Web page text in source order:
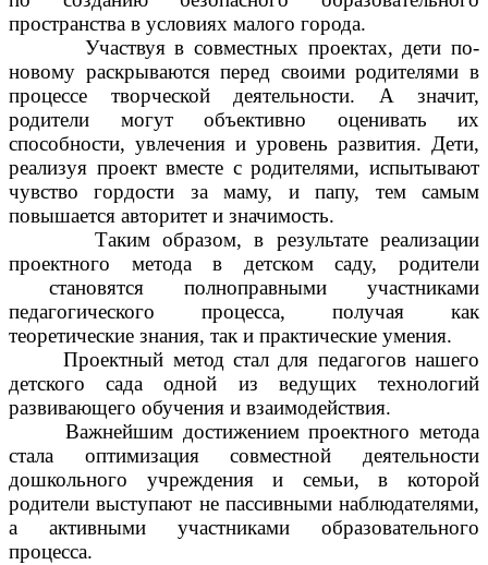
пространства в условиях малого города.
Участвуя в совместных проектах, дети по-
новому раскрываются перед своими родителями в
процессе творческой деятельности. А значит,
родители могут объективно оценивать их
способности, увлечения и уровень развития. Дети,
реализуя проект вместе с родителями, испытывают
чувство гордости за маму, и папу, тем самым
повышается авторитет и значимость.
Таким образом, в результате реализации
проектного метода в детском саду, родители
становятся полноправными участниками
педагогического процесса, получая как
теоретические знания, так и практические умения.
Проектный метод стал для педагогов нашего
детского сада одной из ведущих технологий
развивающего обучения и взаимодействия.
Важнейшим достижением проектного метода
стала оптимизация совместной деятельности
дошкольного учреждения и семьи, в которой
родители выступают не пассивными наблюдателями,
а активными участниками образовательного
процесса.